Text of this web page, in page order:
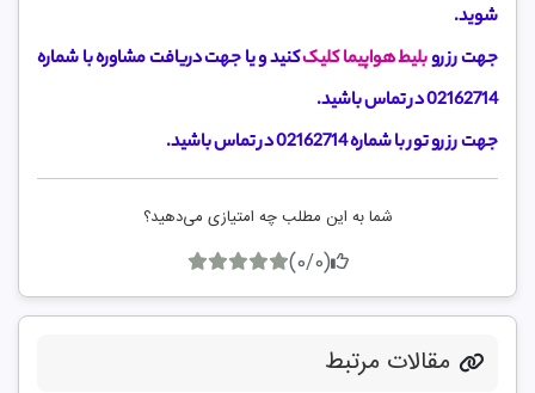
شوید.
جهت رزروبلیط هواپیما کلیککنید و یا جهت دریافت مشاوره با شماره
02162714 در تماس باشید.
جهت رزرو تور با شماره 02162714 در تماس باشید.
شما به این مطلب چه امتیازی می‌دهید؟
(0/0)
مقالات مرتبط